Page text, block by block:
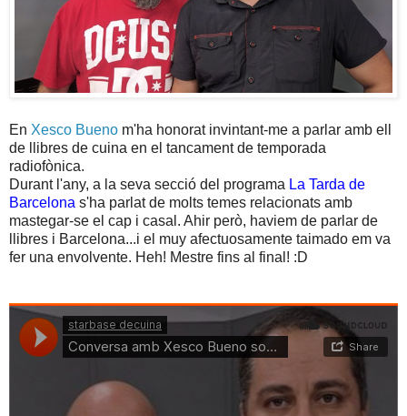
En Xesco Bueno m'ha honorat invintant-me a parlar amb ell
de llibres de cuina en el tancament de temporada
radiofònica.
Durant l'any, a la seva secció del programa La Tarda de
Barcelona s'ha parlat de molts temes relacionats amb
mastegar-se el cap i casal. Ahir però, haviem de parlar de
llibres i Barcelona...i el muy afectuosamente taimado em va
fer una envolvente. Heh! Mestre fins al final! :D